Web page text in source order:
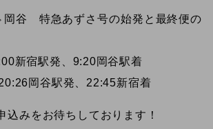
谷 特急あずさ号の始発と最終便の
新宿駅発、9:20岡谷駅着
岡谷駅発、22:45新宿着
込みをお待ちしております！